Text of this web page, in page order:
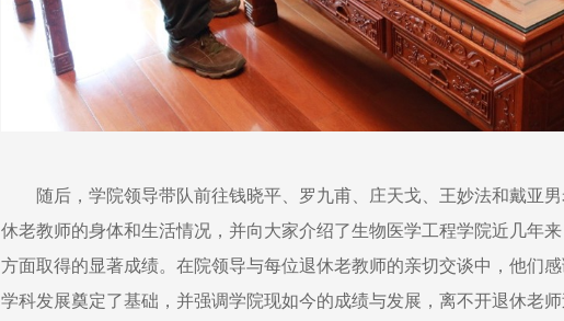
随后，学院领导带队前往钱晓平、罗九甫、庄天戈、王妙法和戴亚
休老教师的身体和生活情况，并向大家介绍了生物医学工程学院近几年
方面取得的显著成绩。在院领导与每位退休老教师的亲切交谈中，他们
学科发展奠定了基础，并强调学院现如今的成绩与发展，离不开退休老